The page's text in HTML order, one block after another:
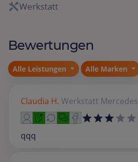
Werkstatt
Bewertungen
Alle Leistungen Alle Marken
Claudia H. Werkstatt Mercedes
qqq